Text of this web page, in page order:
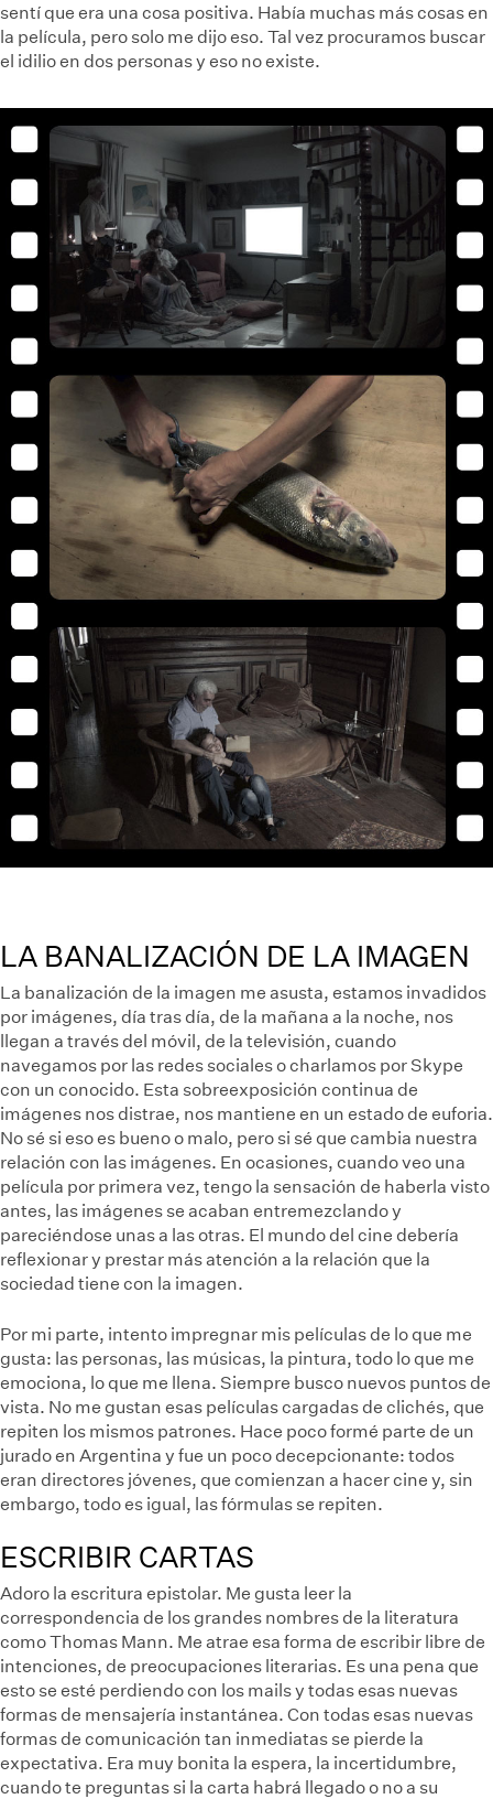
sentí que era una cosa positiva. Había muchas más cosas en
la película, pero solo me dijo eso. Tal vez procuramos buscar
el idilio en dos personas y eso no existe.
LA BANALIZACIÓN DE LA IMAGEN
La banalización de la imagen me asusta, estamos invadidos
por imágenes, día tras día, de la mañana a la noche, nos
llegan a través del móvil, de la televisión, cuando
navegamos por las redes sociales o charlamos por Skype
con un conocido. Esta sobreexposición continua de
imágenes nos distrae, nos mantiene en un estado de euforia.
No sé si eso es bueno o malo, pero si sé que cambia nuestra
relación con las imágenes. En ocasiones, cuando veo una
película por primera vez, tengo la sensación de haberla visto
antes, las imágenes se acaban entremezclando y
pareciéndose unas a las otras. El mundo del cine debería
reflexionar y prestar más atención a la relación que la
sociedad tiene con la imagen.
Por mi parte, intento impregnar mis películas de lo que me
gusta: las personas, las músicas, la pintura, todo lo que me
emociona, lo que me llena. Siempre busco nuevos puntos de
vista. No me gustan esas películas cargadas de clichés, que
repiten los mismos patrones. Hace poco formé parte de un
jurado en Argentina y fue un poco decepcionante: todos
eran directores jóvenes, que comienzan a hacer cine y, sin
embargo, todo es igual, las fórmulas se repiten.
ESCRIBIR CARTAS
Adoro la escritura epistolar. Me gusta leer la
correspondencia de los grandes nombres de la literatura
como Thomas Mann. Me atrae esa forma de escribir libre de
intenciones, de preocupaciones literarias. Es una pena que
esto se esté perdiendo con los mails y todas esas nuevas
formas de mensajería instantánea. Con todas esas nuevas
formas de comunicación tan inmediatas se pierde la
expectativa. Era muy bonita la espera, la incertidumbre,
cuando te preguntas si la carta habrá llegado o no a su